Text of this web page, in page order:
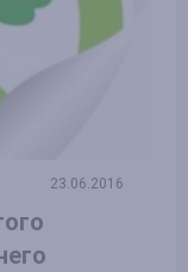
23.06.2016